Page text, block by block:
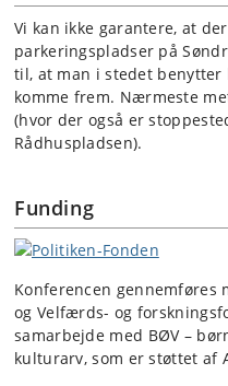
Vi kan ikke garantere, at
parkeringspladser på
til, at man i stedet
komme frem. Nærmeste
(hvor der også er
Rådhuspladsen).
Funding
Konferencen gennemføres
og Velfærds- og
samarbejde med BØV –
kulturarv, som er støttet af